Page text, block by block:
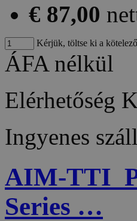
€ 87,00
Kérjük, töltse ki a
ÁFA nélkül
Elérhetőség
Ingyenes
AIM-
Series …